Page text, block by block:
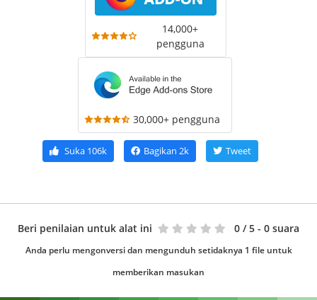
14,000+
pengguna
30,000+ pengguna
Suka106k Bagikan 2k Tweet
Beri penilaian untuk alat ini 0 / 5 - 0 suara
Anda perlu mengonversi dan mengunduh setidaknya 1 file untuk
memberikan masukan